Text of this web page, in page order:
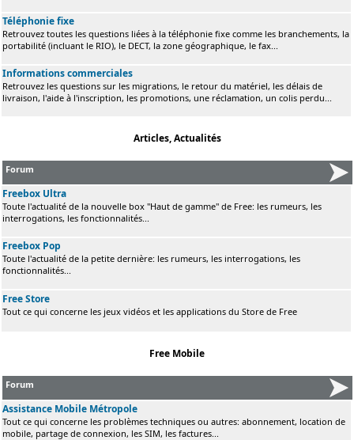
Téléphonie fixe
Retrouvez toutes les questions liées à la téléphonie fixe comme les branchements, la
portabilité (incluant le RIO), le DECT, la zone géographique, le fax...
Informations commerciales
Retrouvez les questions sur les migrations, le retour du matériel, les délais de
livraison, l'aide à l'inscription, les promotions, une réclamation, un colis perdu...
Articles, Actualités
Forum
Freebox Ultra
Toute l'actualité de la nouvelle box "Haut de gamme" de Free: les rumeurs, les
interrogations, les fonctionnalités...
Freebox Pop
Toute l'actualité de la petite dernière: les rumeurs, les interrogations, les
fonctionnalités...
Free Store
Tout ce qui concerne les jeux vidéos et les applications du Store de Free
Free Mobile
Forum
Assistance Mobile Métropole
Tout ce qui concerne les problèmes techniques ou autres: abonnement, location de
mobile, partage de connexion, les SIM, les factures...